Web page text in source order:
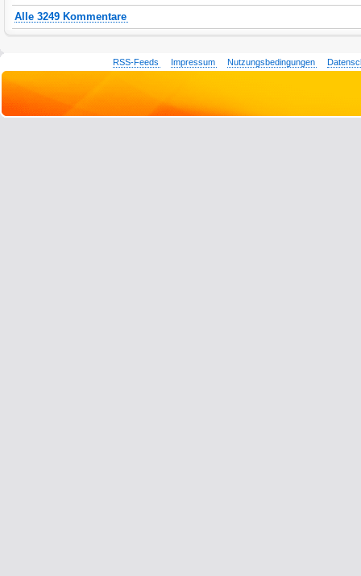
Alle 3249 Kommentare
RSS-Feeds Impressum Nutzungsbedingungen